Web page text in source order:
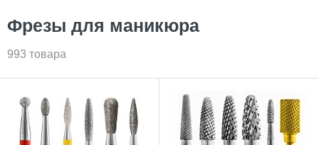
Фрезы для маникюра
993 товара